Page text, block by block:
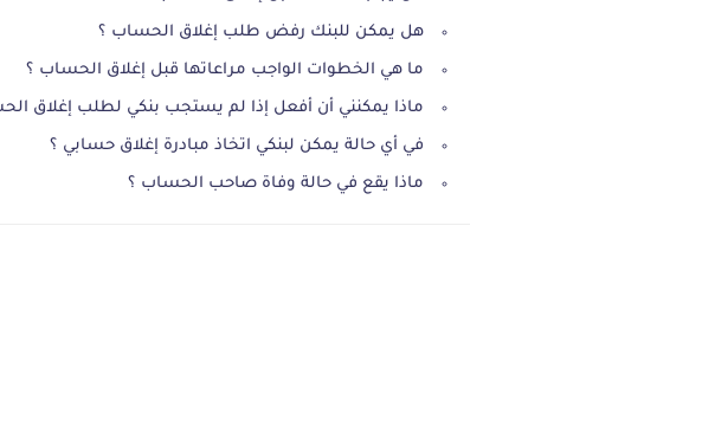
هل يمكن للبنك رفض طلب إغلاق الحساب ؟
ما هي الخطوات الواجب مراعاتها قبل إغلاق الحساب ؟
ماذا يمكنني أن أفعل إذا لم يستجب بنكي لطلب إغلاق
في أي حالة يمكن لبنكي اتخاذ مبادرة إغلاق حسابي ؟
ماذا يقع في حالة وفاة صاحب الحساب ؟